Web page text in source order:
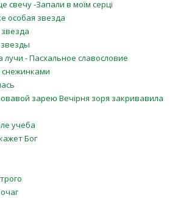
свечу -Запали в моїм серці
особая звезда
- Пасхальное славословие
снежинками
зарею Вечірня зоря закривавила
учеба
Бог